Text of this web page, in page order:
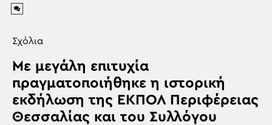
Σχόλια
Με μεγάλη επιτυχία
πραγματοποιήθηκε η ιστορική
εκδήλωση της ΕΚΠΟΛ Περιφέρειας
Θεσσαλίας και του Συλλόγου